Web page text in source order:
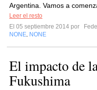
Argentina. Vamos a
Leer el resto
El 05 septiembre 2014 por
NONE NONE
El impacto de
Fukushima